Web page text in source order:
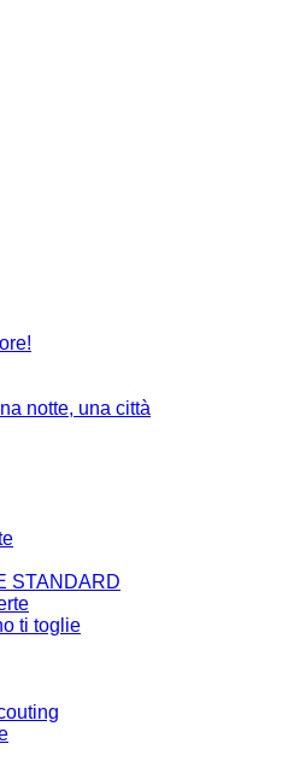
notte, una città
STANDARD
ti toglie